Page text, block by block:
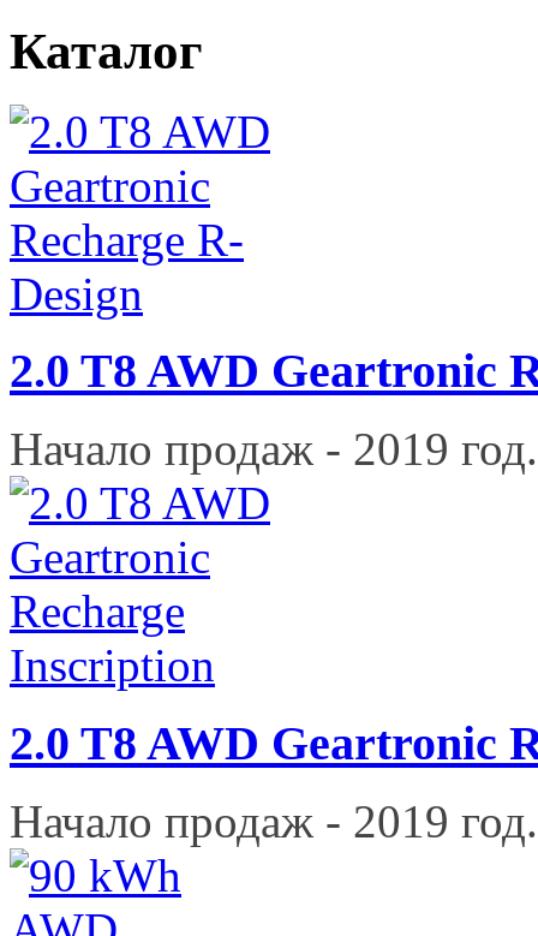
Каталог
2.0 T8 AWD Geartronic
Начало продаж - 2019
2.0 T8 AWD Geartronic
Начало продаж - 2019